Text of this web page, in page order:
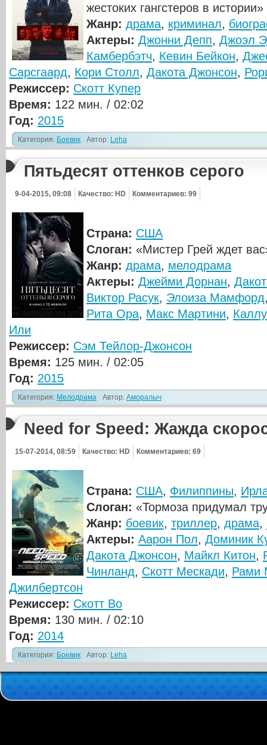
жестоких гангстеров в истории»
Жанр: драма, криминал,
Актеры: Джонни Депп, Джоэл
Камбербэтч, Кевин Бейкон,
Сарсгаард, Кори Столл, Дакота Джонсон,
Режиссер: Скотт Купер
Время: 122 мин. / 02:02
Год: 2015
Категория: Боевик Автор: Leha
Пятьдесят оттенков серого
9-04-2015, 09:08 Качество: HD Комментариев: 99
Страна: США
Слоган: «Мистер Грей ждет
Жанр: драма, мелодрама
Актеры: Джейми Дорнан,
Виктор Расук, Элоиза Мамфорд
Рита Ора, Макс Мартини,
Или
Режиссер: Сэм Тейлор-Джонсон
Время: 125 мин. / 02:05
Год: 2015
Категория: Мелодрама Автор: Аморалыч
Need for Speed: Жажда
15-07-2014, 08:59 Качество: HD Комментариев: 69
Страна: США, Филиппины,
Слоган: «Тормоза придумал
Жанр: боевик, триллер, драма,
Актеры: Аарон Пол, Доминик
Дакота Джонсон, Майкл Китон,
Чинланд, Скотт Мескади, Рами
Джилбертсон
Режиссер: Скотт Во
Время: 130 мин. / 02:10
Год: 2014
Категория: Боевик Автор: Leha